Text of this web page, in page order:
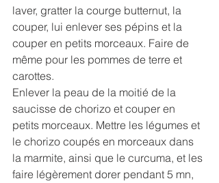
laver, gratter la courge butternut, la
couper, lui enlever ses pépins et la
couper en petits morceaux. Faire de
même pour les pommes de terre et
carottes.
Enlever la peau de la moitié de la
saucisse de chorizo et couper en
petits morceaux. Mettre les légumes et
le chorizo coupés en morceaux dans
la marmite, ainsi que le curcuma, et les
faire légèrement dorer pendant 5 mn,